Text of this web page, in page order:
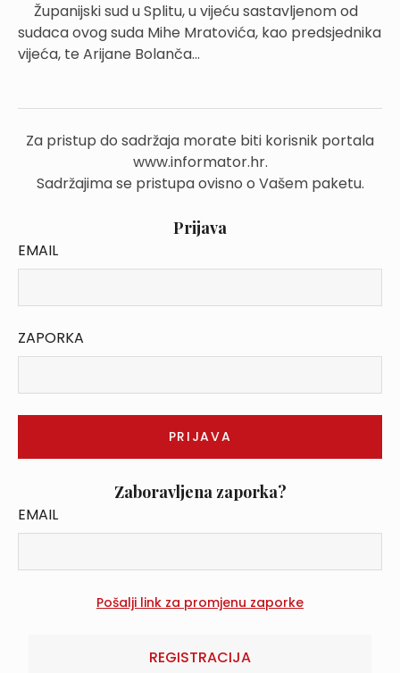
Županijski sud u Splitu, u vijeću sastavljenom od
sudaca ovog suda Mihe Mratovića, kao predsjednika
vijeća, te Arijane Bolanča...
Za pristup do sadržaja morate biti korisnik portala
www.informator.hr.
Sadržajima se pristupa ovisno o Vašem paketu.
Prijava
EMAIL
ZAPORKA
Zaboravljena zaporka?
EMAIL
REGISTRACIJA